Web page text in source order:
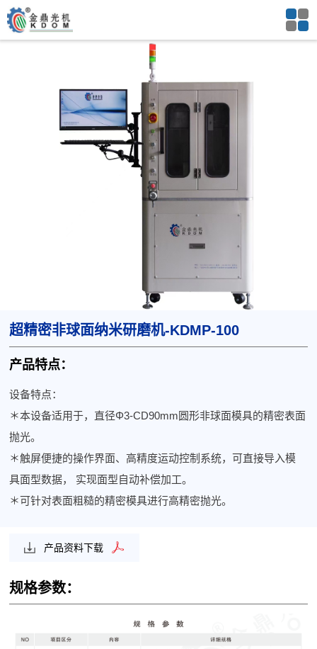
超精密非球面纳米研磨机-KDMP-100
产品特点：
设备特点：
＊本设备适用于，直径Φ3-CD90mm圆形非球面模具的精密表面
抛光。
＊触屏便捷的操作界面、高精度运动控制系统，可直接导入模
具面型数据， 实现面型自动补偿加工。
＊可针对表面粗糙的精密模具进行高精密抛光。
产品资料下载
规格参数：